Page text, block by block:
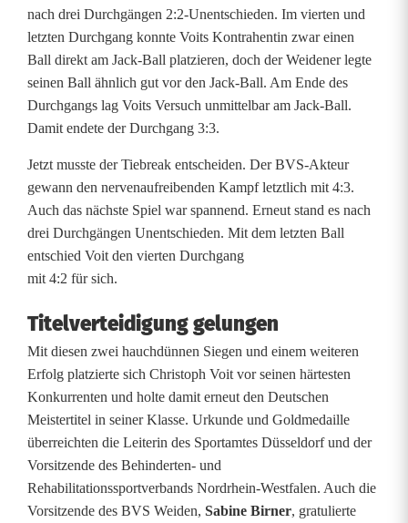
a
:
N
e
r
v
e
n
t
a
r
k
e
r
nach drei Durchgängen 2:2-Unentschieden. Im vierten und
letzten Durchgang konnte Voits Kontrahentin zwar einen
Ball direkt am Jack-Ball platzieren, doch der Weidener legte
seinen Ball ähnlich gut vor den Jack-Ball. Am Ende des
Durchgangs lag Voits Versuch unmittelbar am Jack-Ball.
Damit endete der Durchgang 3:3.
Jetzt musste der Tiebreak entscheiden. Der BVS-Akteur
gewann den nervenaufreibenden Kampf letztlich mit 4:3.
Auch das nächste Spiel war spannend. Erneut stand es nach
drei Durchgängen Unentschieden. Mit dem letzten Ball
entschied Voit den vierten Durchgang
mit 4:2 für sich.
Titelverteidigung gelungen
Mit diesen zwei hauchdünnen Siegen und einem weiteren
Erfolg platzierte sich Christoph Voit vor seinen härtesten
Konkurrenten und holte damit erneut den Deutschen
Meistertitel in seiner Klasse. Urkunde und Goldmedaille
überreichten die Leiterin des Sportamtes Düsseldorf und der
Vorsitzende des Behinderten- und
Rehabilitationssportverbands Nordrhein-Westfalen. Auch die
Vorsitzende des BVS Weiden, Sabine Birner, gratulierte